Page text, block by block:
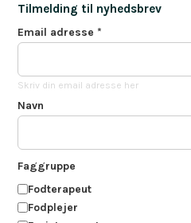
Tilmelding til nyhedsbrev
Email adresse*
Skriv din email adresse her
Navn
Faggruppe
Fodterapeut
Fodplejer